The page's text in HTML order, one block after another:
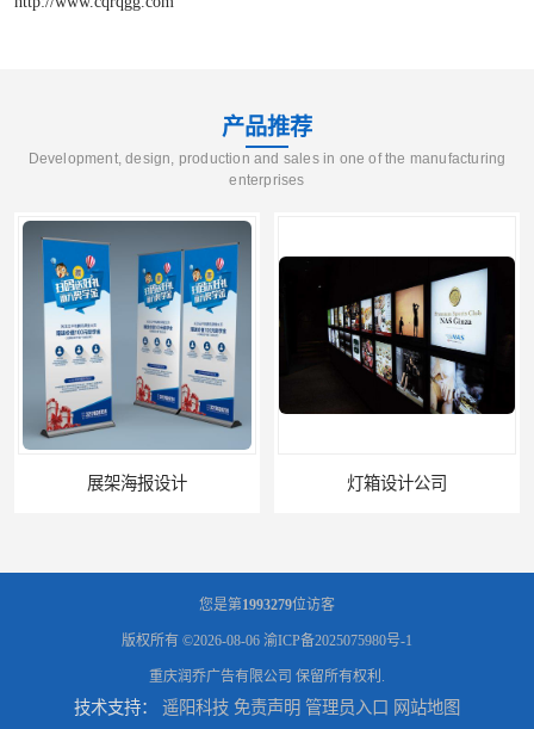
产品推荐
Development, design, production and sales in one of the manufacturing
enterprises
展架海报设计 灯箱设计公司
您是第1993279位访客
版权所有 ©2026-08-06 渝ICP备2025075980号-1
重庆润乔广告有限公司 保留所有权利.
技术支持： 遥阳科技 免责声明 管理员入口 网站地图